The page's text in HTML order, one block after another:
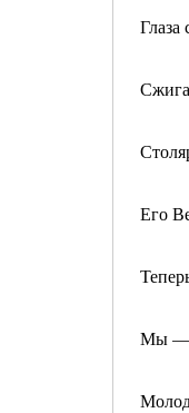
Глаза
Его
Мы —